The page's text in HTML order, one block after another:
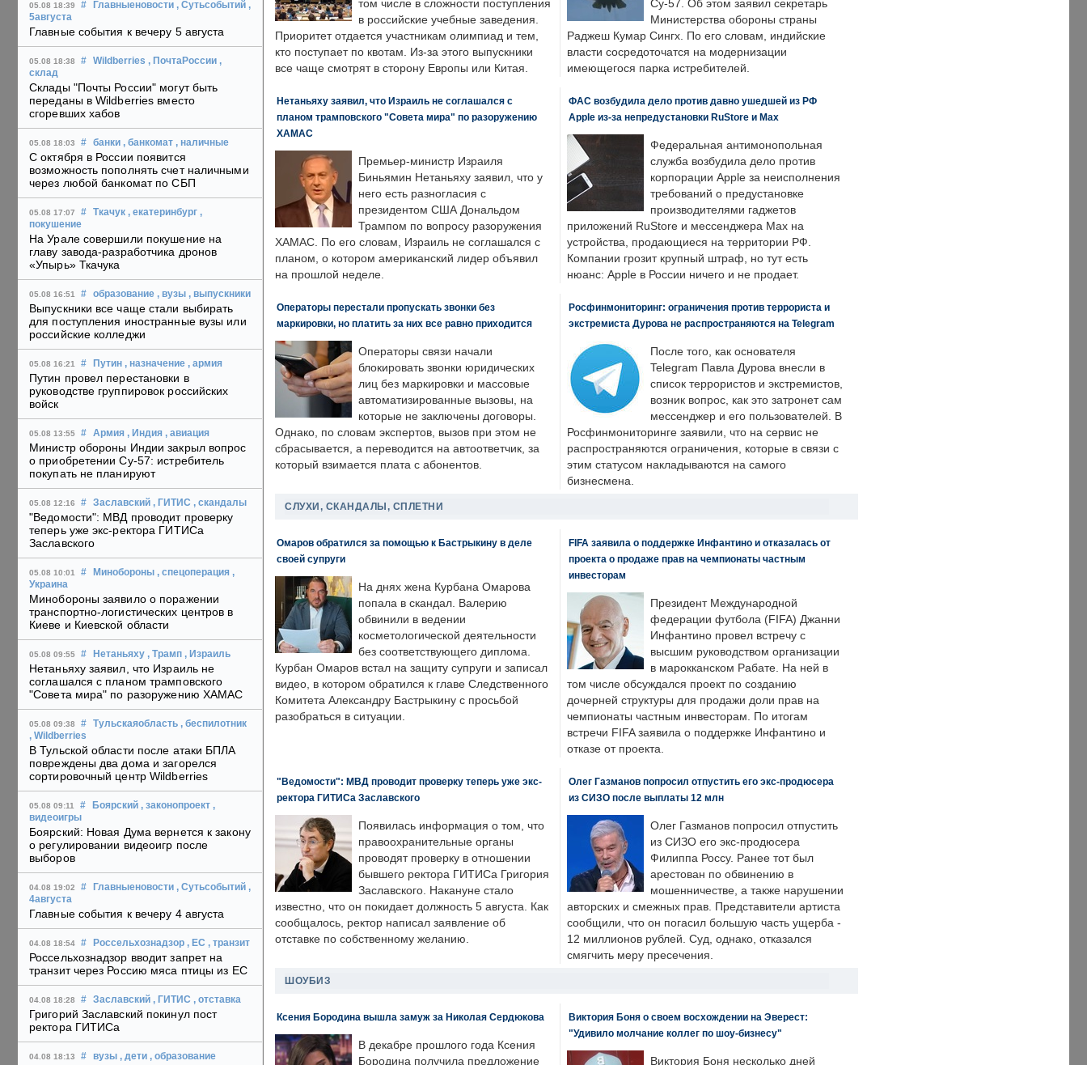
05.08 18:39 # Главныеновости , Сутьсобытий ,
5августа
Главные события к вечеру 5 августа
05.08 18:38 # Wildberries , ПочтаРоссии ,
склад
Склады "Почты России" могут быть
переданы в Wildberries вместо
сгоревших хабов
05.08 18:03 # банки , банкомат , наличные
С октября в России появится
возможность пополнять счет наличными
через любой банкомат по СБП
05.08 17:07 # Ткачук , екатеринбург ,
покушение
На Урале совершили покушение на
главу завода-разработчика дронов
«Упырь» Ткачука
05.08 16:51 # образование , вузы , выпускники
Выпускники все чаще стали выбирать
для поступления иностранные вузы или
российские колледжи
05.08 16:21 # Путин , назначение , армия
Путин провел перестановки в
руководстве группировок российских
войск
05.08 13:55 # Армия , Индия , авиация
Министр обороны Индии закрыл вопрос
о приобретении Су-57: истребитель
покупать не планируют
05.08 12:16 # Заславский , ГИТИС , скандалы
"Ведомости": МВД проводит проверку
теперь уже экс-ректора ГИТИСа
Заславского
05.08 10:01 # Минобороны , спецоперация ,
Украина
Минобороны заявило о поражении
транспортно-логистических центров в
Киеве и Киевской области
05.08 09:55 # Нетаньяху , Трамп , Израиль
Нетаньяху заявил, что Израиль не
соглашался с планом трамповского
"Совета мира" по разоружению ХАМАС
05.08 09:38 # Тульскаяобласть , беспилотник
, Wildberries
В Тульской области после атаки БПЛА
повреждены два дома и загорелся
сортировочный центр Wildberries
05.08 09:11 # Боярский , законопроект ,
видеоигры
Боярский: Новая Дума вернется к закону
о регулировании видеоигр после
выборов
04.08 19:02 # Главныеновости , Сутьсобытий ,
4августа
Главные события к вечеру 4 августа
04.08 18:54 # Россельхознадзор , ЕС , транзит
Россельхознадзор вводит запрет на
транзит через Россию мяса птицы из ЕС
04.08 18:28 # Заславский , ГИТИС , отставка
Григорий Заславский покинул пост
ректора ГИТИСа
04.08 18:13 # вузы , дети , образование
том числе в сложности поступления
в российские учебные заведения.
Приоритет отдается участникам олимпиад и тем,
кто поступает по квотам. Из-за этого выпускники
все чаще смотрят в сторону Европы или Китая.
Су-57. Об этом заявил секретарь
Министерства обороны страны
Раджеш Кумар Сингх. По его словам, индийские
власти сосредоточатся на модернизации
имеющегося парка истребителей.
Нетаньяху заявил, что Израиль не соглашался с
планом трамповского "Совета мира" по разоружению
ХАМАС
Премьер-министр Израиля
Биньямин Нетаньяху заявил, что у
него есть разногласия с
президентом США Дональдом
Трампом по вопросу разоружения
ХАМАС. По его словам, Израиль не соглашался с
планом, о котором американский лидер объявил
на прошлой неделе.
ФАС возбудила дело против давно ушедшей из РФ
Apple из-за непредустановки RuStore и Max
Федеральная антимонопольная
служба возбудила дело против
корпорации Apple за неисполнения
требований о предустановке
производителями гаджетов
приложений RuStore и мессенджера Max на
устройства, продающиеся на территории РФ.
Компании грозит крупный штраф, но тут есть
нюанс: Apple в России ничего и не продает.
Операторы перестали пропускать звонки без
маркировки, но платить за них все равно приходится
Операторы связи начали
блокировать звонки юридических
лиц без маркировки и массовые
автоматизированные вызовы, на
которые не заключены договоры.
Однако, по словам экспертов, вызов при этом не
сбрасывается, а переводится на автоответчик, за
который взимается плата с абонентов.
Росфинмониторинг: ограничения против террориста и
экстремиста Дурова не распространяются на Telegram
После того, как основателя
Telegram Павла Дурова внесли в
список террористов и экстремистов,
возник вопрос, как это затронет сам
мессенджер и его пользователей. В
Росфинмониторинге заявили, что на сервис не
распространяются ограничения, которые в связи с
этим статусом накладываются на самого
бизнесмена.
СЛУХИ, СКАНДАЛЫ, СПЛЕТНИ
Омаров обратился за помощью к Бастрыкину в деле
своей супруги
На днях жена Курбана Омарова
попала в скандал. Валерию
обвинили в ведении
косметологической деятельности
без соответствующего диплома.
Курбан Омаров встал на защиту супруги и записал
видео, в котором обратился к главе Следственного
Комитета Александру Бастрыкину с просьбой
разобраться в ситуации.
FIFA заявила о поддержке Инфантино и отказалась от
проекта о продаже прав на чемпионаты частным
инвесторам
Президент Международной
федерации футбола (FIFA) Джанни
Инфантино провел встречу с
высшим руководством организации
в марокканском Рабате. На ней в
том числе обсуждался проект по созданию
дочерней структуры для продажи доли прав на
чемпионаты частным инвесторам. По итогам
встречи FIFA заявила о поддержке Инфантино и
отказе от проекта.
"Ведомости": МВД проводит проверку теперь уже экс-
ректора ГИТИСа Заславского
Появилась информация о том, что
правоохранительные органы
проводят проверку в отношении
бывшего ректора ГИТИСа Григория
Заславского. Накануне стало
известно, что он покидает должность 5 августа. Как
сообщалось, ректор написал заявление об
отставке по собственному желанию.
Олег Газманов попросил отпустить его экс-продюсера
из СИЗО после выплаты 12 млн
Олег Газманов попросил отпустить
из СИЗО его экс-продюсера
Филиппа Россу. Ранее тот был
арестован по обвинению в
мошенничестве, а также нарушении
авторских и смежных прав. Представители артиста
сообщили, что он погасил большую часть ущерба -
12 миллионов рублей. Суд, однако, отказался
смягчить меру пресечения.
ШОУБИЗ
Ксения Бородина вышла замуж за Николая Сердюкова
В декабре прошлого года Ксения
Бородина получила предложение
Виктория Боня о своем восхождении на Эверест:
"Удивило молчание коллег по шоу-бизнесу"
Виктория Боня несколько дней